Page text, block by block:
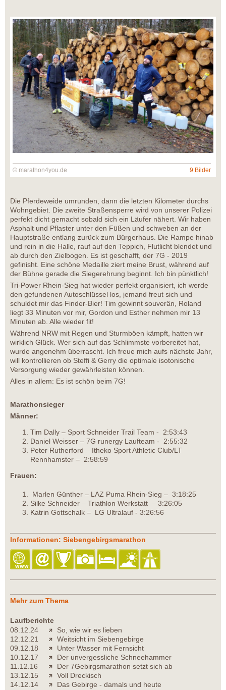
© marathon4you.de 9 Bilder
Die Pferdeweide umrunden, dann die letzten Kilometer durchs
Wohngebiet. Die zweite Straßensperre wird von unserer Polizei
perfekt dicht gemacht sobald sich ein Läufer nähert. Wir haben
Asphalt und Pflaster unter den Füßen und schweben an der
Hauptstraße entlang zurück zum Bürgerhaus. Die Rampe hinab
und rein in die Halle, rauf auf den Teppich, Flutlicht blendet und
ab durch den Zielbogen. Es ist geschafft, der 7G - 2019
gefinisht. Eine schöne Medaille ziert meine Brust, während auf
der Bühne gerade die Siegerehrung beginnt. Ich bin pünktlich!
Tri-Power Rhein-Sieg hat wieder perfekt organisiert, ich werde
den gefundenen Autoschlüssel los, jemand freut sich und
schuldet mir das Finder-Bier! Tim gewinnt souverän, Roland
liegt 33 Minuten vor mir, Gordon und Esther nehmen mir 13
Minuten ab. Alle wieder fit!
Während NRW mit Regen und Sturmböen kämpft, hatten wir
wirklich Glück. Wer sich auf das Schlimmste vorbereitet hat,
wurde angenehm überrascht. Ich freue mich aufs nächste Jahr,
will kontrollieren ob Steffi & Gerry die optimale isotonische
Versorgung wieder gewährleisten können.
Alles in allem: Es ist schön beim 7G!
Marathonsieger
Männer:
Tim Dally – Sport Schneider Trail Team - 2:53:43
Daniel Weisser – 7G runergy Laufteam - 2:55:32
Peter Rutherford – Itheko Sport Athletic Club/LT
Rennhamster – 2:58:59
Frauen:
Marlen Günther – LAZ Puma Rhein-Sieg – 3:18:25
Silke Schneider – Triathlon Werkstatt – 3:26:05
Katrin Gottschalk – LG Ultralauf - 3:26:56
Informationen: Siebengebirgsmarathon
Mehr zum Thema
Laufberichte
08.12.24
So, wie wir es lieben
12.12.21
Weitsicht im Siebengebirge
09.12.18
Unter Wasser mit Fernsicht
10.12.17
Der unvergessliche Schneehammer
11.12.16
Der 7Gebirgsmarathon setzt sich ab
13.12.15
Voll Dreckisch
14.12.14
Das Gebirge - damals und heute